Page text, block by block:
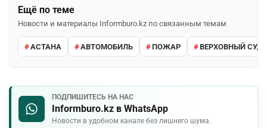
Ещё по теме
Новости и материалы Informburo.kz по связанным темам
АСТАНА АВТОМОБИЛЬ ПОЖАР ВЕРХОВНЫЙ СУД
ПОДПИШИТЕСЬ НА НАС
Informburo.kz в WhatsApp
Новости в удобном канале без лишнего шума.